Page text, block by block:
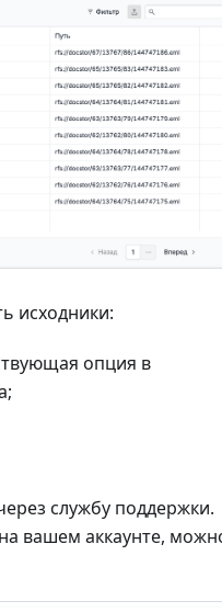
исходники:
опция в
службу поддержки.
вашем аккаунте,